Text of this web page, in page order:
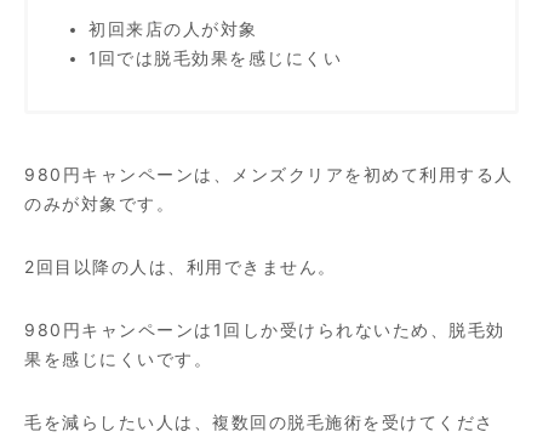
初回来店の人が対象
1回では脱毛効果を感じにくい
980円キャンペーンは、メンズクリアを初めて利用する人
のみが対象です。
2回目以降の人は、利用できません。
980円キャンペーンは1回しか受けられないため、脱毛効
果を感じにくいです。
毛を減らしたい人は、複数回の脱毛施術を受けてくださ